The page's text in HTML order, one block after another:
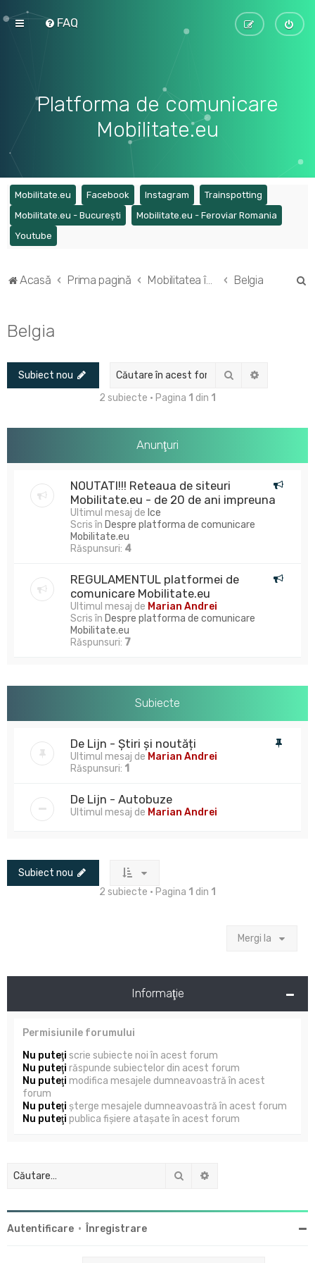
FAQ
Platforma de comunicare
Mobilitate.eu
Mobilitate.eu (Opens a new tab)
Facebook (Opens a new tab)
Instagram (Opens a new tab)
Trainspotting
Mobilitate.eu - București (Opens a new tab)
Mobilitate.eu - Feroviar Romania
Youtube
Acasă Prima pagină Mobilitatea în Europa Belgia
Belgia
Subiect nou Căutare
2 subiecte • Pagina 1 din 1
Anunţuri
NOUTATI!!! Reteaua de siteuri
Mobilitate.eu - de 20 de ani impreuna
Ultimul mesaj de Ice
Scris în Despre platforma de comunicare
Mobilitate.eu
Răspunsuri: 4
REGULAMENTUL platformei de
comunicare Mobilitate.eu
Ultimul mesaj de Marian Andrei
Scris în Despre platforma de comunicare
Mobilitate.eu
Răspunsuri: 7
Subiecte
De Lijn - Știri și noutăți
Ultimul mesaj de Marian Andrei
Răspunsuri: 1
De Lijn - Autobuze
Ultimul mesaj de Marian Andrei
Subiect nou
2 subiecte • Pagina 1 din 1
Mergi la
Informaţie
Permisiunile forumului
Nu puteţi scrie subiecte noi în acest forum
Nu puteţi răspunde subiectelor din acest forum
Nu puteţi modifica mesajele dumneavoastră în acest
forum
Nu puteţi şterge mesajele dumneavoastră în acest forum
Nu puteţi publica fişiere ataşate în acest forum
Căutare
Autentificare • Înregistrare